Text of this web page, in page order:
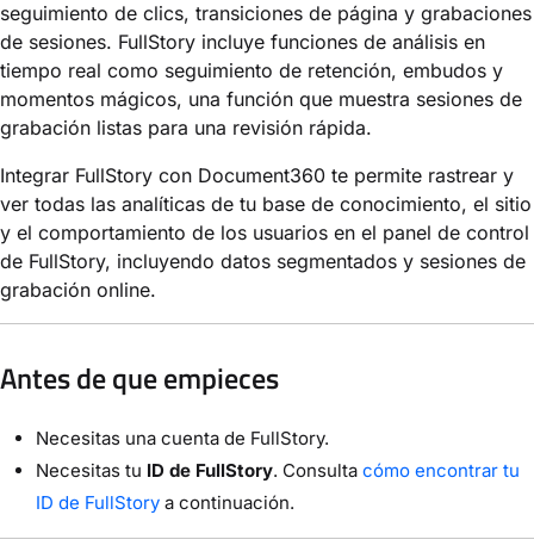
seguimiento de clics, transiciones de página y grabaciones
de sesiones. FullStory incluye funciones de análisis en
tiempo real como seguimiento de retención, embudos y
momentos mágicos, una función que muestra sesiones de
grabación listas para una revisión rápida.
Integrar FullStory con Document360 te permite rastrear y
ver todas las analíticas de tu base de conocimiento, el sitio
y el comportamiento de los usuarios en el panel de control
de FullStory, incluyendo datos segmentados y sesiones de
grabación online.
Antes de que empieces
Necesitas una cuenta de FullStory.
Necesitas tu ID de FullStory. Consulta cómo encontrar tu
ID de FullStory a continuación.